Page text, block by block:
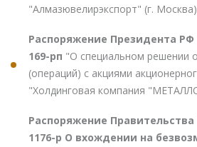
"Алмазювелирэкспорт" (г.
Распоряжение Президента РФ
169-рп "О специальном решении
(операций) с акциями
"Холдинговая компания
Распоряжение Правительства
1176-р О вхождении на